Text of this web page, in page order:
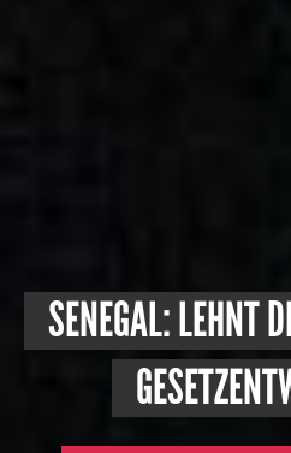
SENEGAL: LEHNT